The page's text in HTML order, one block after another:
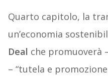
Quarto capitolo, la
un’economia
Deal che promuoverà
– “tutela e